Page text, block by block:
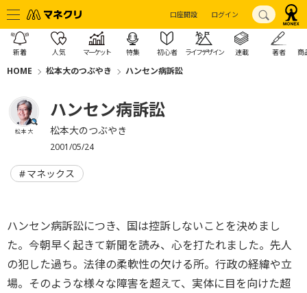
口座開設 ログイン
新着 人気 マーケット 特集 初心者 ライフデザイン 連載 著者 商
HOME 松本大のつぶやき ハンセン病訴訟
松本 大
ハンセン病訴訟
松本大のつぶやき
2001/05/24
マネックス
ハンセン病訴訟につき、国は控訴しないことを決めまし
た。今朝早く起きて新聞を読み、心を打たれました。先人
の犯した過ち。法律の柔軟性の欠ける所。行政の経緯や立
場。そのような様々な障害を超えて、実体に目を向けた超